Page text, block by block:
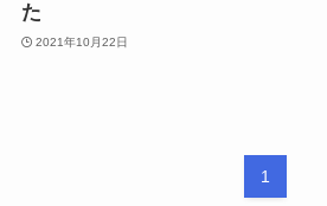
た
2021年10月22日
1